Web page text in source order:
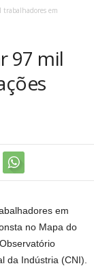
trabalhadores em
97 mil
em
no Mapa do
da Indústria (CNI).